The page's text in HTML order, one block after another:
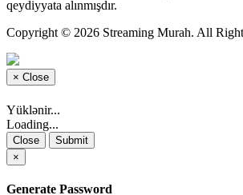
qeydiyyata alınmışdır.
Copyright © 2026 Streaming Murah. All
× Close
Yüklənir...
Loading...
Close
Submit
×
Generate Password